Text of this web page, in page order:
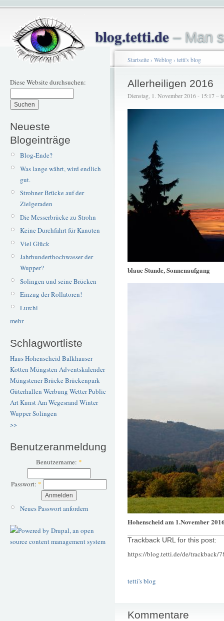
blog.tetti.de– Man
Diese Website durchsuchen:
Neueste
Blogeinträge
Blog-Ende?
Was lange währt, wird endlich
gut.
Strohner Brücke auf der
Zielgeraden
Die Messerbrücke zu Strohn
Keine Durchfahrt für Kanuten
Viel Glück
Jahrhunderthochwasser der
Wupper?
Solingen und seine Brücken
Einzug der Rollatoren!
Lurchi
mehr
Schlagwortliste
Haus Hohenscheid Balkhauser
Kotten Müngsten Adventskalender
Müngstener BrückeBrückenpark
Güterhallen Werbung WetterPublic
ArtKunstAm Wegesrand Winter
WupperSolingen
>>
Benutzeranmeldung
Benutzername: *
Passwort: *
Neues Passwort anfordern
Startseite› Weblog› tetti's blog
Allerheiligen 2016
Dienstag, 1. November 2016 - 15:17 –
blaue Stunde, Sonnenaufgang
Hohenscheid am 1.November
Trackback URL for this post:
https://blog.tetti.de/de/trackback/
tetti's blog
Kommentare